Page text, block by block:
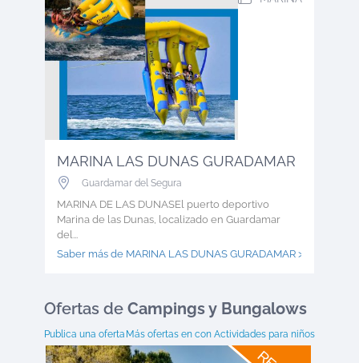
MARINA LAS DUNAS GURADAMAR
Guardamar del Segura
MARINA DE LAS DUNASEl puerto deportivo
Marina de las Dunas, localizado en Guardamar
del...
Saber más de MARINA LAS DUNAS GURADAMAR >
Ofertas de Campings y Bungalows
Publica una oferta Más ofertas en con Actividades para niños